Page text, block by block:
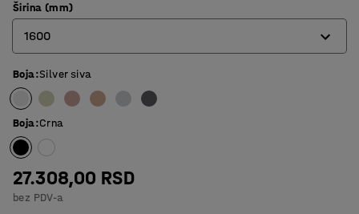
Širina (mm)
1600
600
800
1000
1200
1400
Boja:Silver siva
Boja:Crna
27.308,00 RSD
bez PDV-a